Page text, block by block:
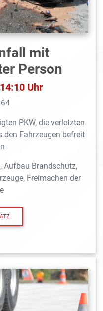
mit
Person
Uhr
PKW, die verletzten
den Fahrzeugen befreit
Aufbau Brandschutz,
Freimachen der